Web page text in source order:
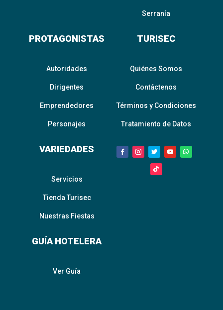
Serranía
PROTAGONISTAS
Autoridades
Dirigentes
Emprendedores
Personajes
VARIEDADES
Servicios
Tienda Turisec
Nuestras Fiestas
GUÍA HOTELERA
Ver Guía
TURISEC
Quiénes Somos
Contáctenos
Términos y Condiciones
Tratamiento de Datos